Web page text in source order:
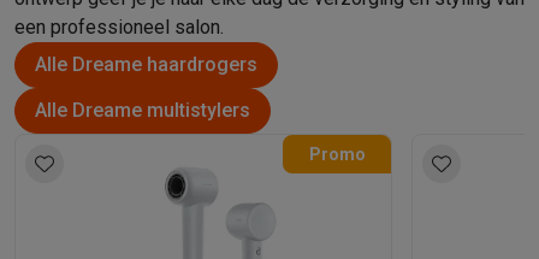
een professioneel salon.
Alle Dreame haardrogers
Alle Dreame multistylers
Promo